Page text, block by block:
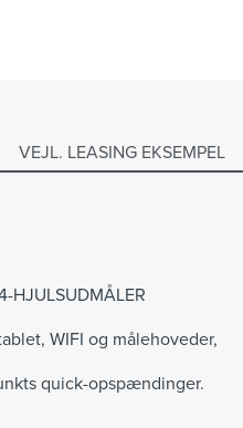
VEJL. LEASING EKSEMPEL
HJULSUDMÅLER
WIFI og målehoveder,
quick-opspændinger.